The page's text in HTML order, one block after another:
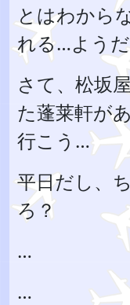
とはわから
れる…よう
さて、松坂
た蓬莱軒が
行こう…
平日だし、
ろ？
…
…